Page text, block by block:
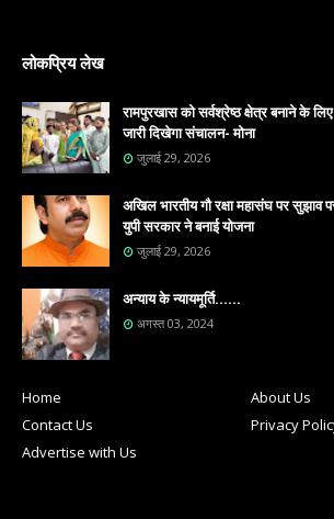
लोकप्रिय लेख
रामपुरखास को सर्वश्रेष्ठ क्षेत्र बनाने के
जारी दिखेगा संचालन- मोना
जुलाई 29, 2026
अखिल भारतीय गौ रक्षा महासंघ पर सुझाव
युपी सरकार ने बनाई योजना
जुलाई 29, 2026
अन्याय के न्यायमूर्ति......
अगस्त 03, 2024
Home
About Us
Contact Us
Privacy
Advertise with Us